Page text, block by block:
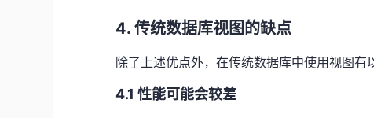
4. 传统数据库视图的缺点
除了上述优点外，在传统数据库中使用视图有
4.1 性能可能会较差